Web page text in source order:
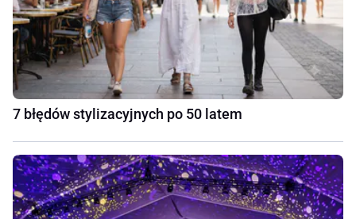
7 błędów stylizacyjnych po 50 latem